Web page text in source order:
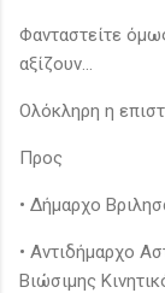
Φανταστείτε
αξίζουν...
Ολόκληρη η
Προς
• Δήμαρχο
• Αντιδήμαρχο
Βιώσιμης